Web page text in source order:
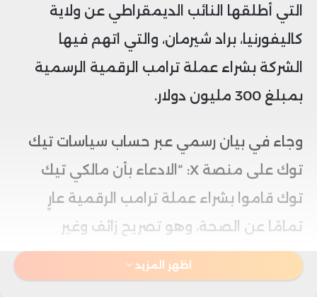
التي أطلقها النائب الديمقراطي عن ولاية
كاليفورنيا، براد شيرمان، والتي اتهم فيها
الشركة بشراء عملة ترامب الرقمية الرسمية
بمبلغ 300 مليون دولار.
وجاء في بيان رسمي عبر حساب سياسات تيك
توك على منصة X: “الادعاء بأن مالكي تيك
توك قاموا بشراء عملة ترامب الرقمية عارٍ
تمامًا عن الصحة، وهو تصريح زائف وغير
مسؤول، ولا يعكس مضمون الرسالة التي
وقعها النائب شيرمان في الشهر الماضي”.
اظهر المزيد